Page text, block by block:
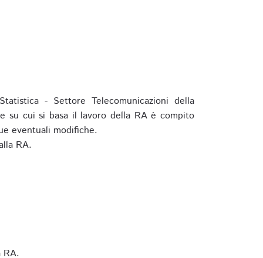
- Settore Telecomunicazioni della
su cui si basa il lavoro della RA è compito
eventuali modifiche.
RA.